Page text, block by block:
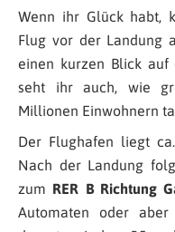
Wenn ihr Glück habt,
Flug vor der Landung
einen kurzen Blick auf
seht ihr auch, wie
Millionen Einwohnern
Der Flughafen liegt
Nach der Landung
zum RER B Richtung
Automaten oder